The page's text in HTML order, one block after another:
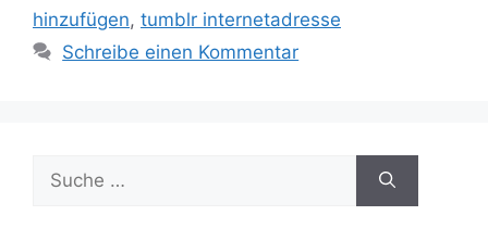
hinzufügen, tumblr internetadresse
Schreibe einen Kommentar
nach: